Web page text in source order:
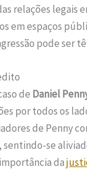
relações legais
em espaços
pode ser
de Daniel
por todos os
de Penny
sentindo-se
da